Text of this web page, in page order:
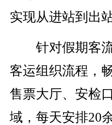
实现从进站到出
针对假期客流
客运组织流程，
售票大厅、安检
域，每天安排20